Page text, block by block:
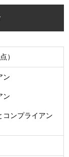
）
ン
ン
ンプライアン